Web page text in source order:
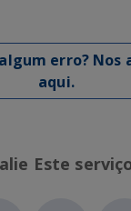
erro? Nos
aqui.
Este